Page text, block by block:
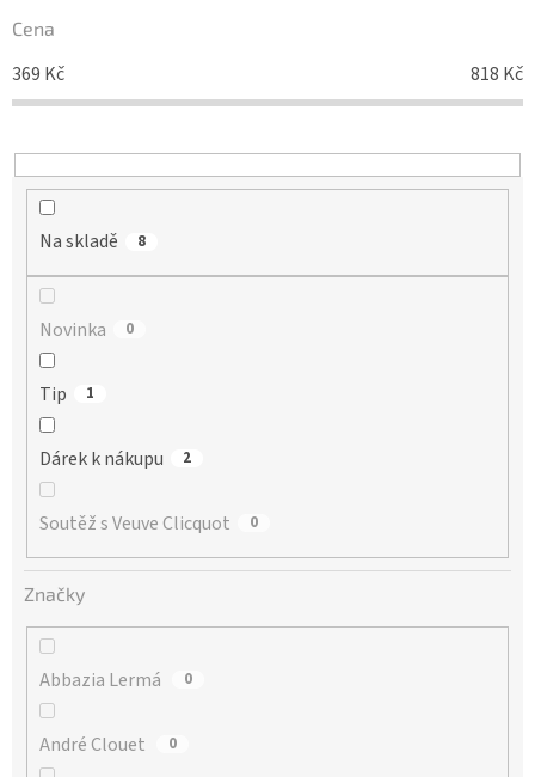
r
o
d
u
t
ů
Cena
369 Kč 818 Kč
Na skladě 8
Novinka 0
Tip 1
Dárek k nákupu 2
Soutěž s Veuve Clicquot 0
Značky
Abbazia Lermá 0
André Clouet 0